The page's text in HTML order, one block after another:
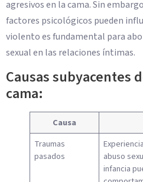
agresivos en la cama. Sin
factores psicológicos pueden
violento es fundamental para
sexual en las relaciones íntimas.
Causas subyacentes
cama:
Causa
Traumas
pasados
abuso
infancia